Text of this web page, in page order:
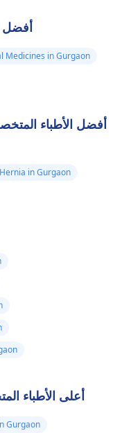
أفضل
Medicines in Gurgaon
أفضل الأطباء
in Gurgaon
أعلى الأطباء
Gurgaon